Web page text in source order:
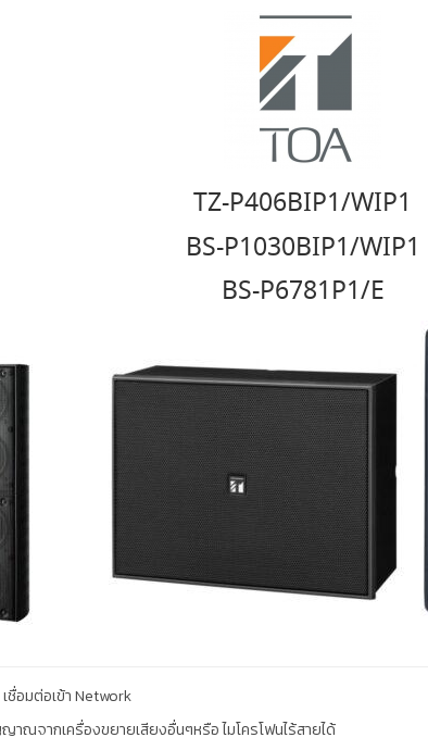
TZ-P406BIP1/WIP1
BS-P1030BIP1/WIP1
BS-P6781P1/E
ชื่อมต่อเข้า Network
ณจากเครื่องขยายเสียงอื่นๆหรือ ไมโครโฟนไร้สายได้